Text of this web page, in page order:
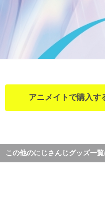
アニメイトで購入す
この他のにじさんじグッズ一